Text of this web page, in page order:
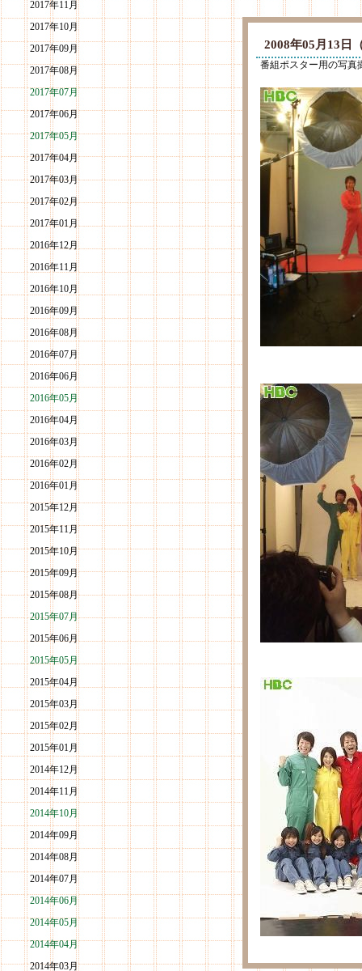
2017年11月
2017年10月
2017年09月
2017年08月
2017年07月
2017年06月
2017年05月
2017年04月
2017年03月
2017年02月
2017年01月
2016年12月
2016年11月
2016年10月
2016年09月
2016年08月
2016年07月
2016年06月
2016年05月
2016年04月
2016年03月
2016年02月
2016年01月
2015年12月
2015年11月
2015年10月
2015年09月
2015年08月
2015年07月
2015年06月
2015年05月
2015年04月
2015年03月
2015年02月
2015年01月
2014年12月
2014年11月
2014年10月
2014年09月
2014年08月
2014年07月
2014年06月
2014年05月
2014年04月
2014年03月
2008年05月13
番組ポスター用の写真